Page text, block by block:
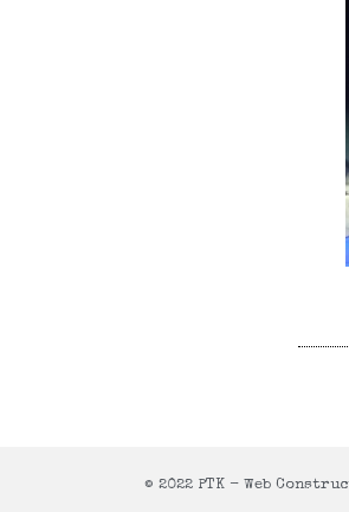
© 2022 PTK - Web